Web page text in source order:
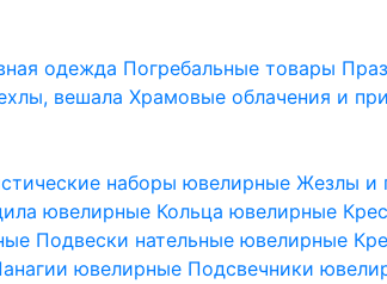
одежда Погребальные товары
вешалаХрамовые облачения и
наборы ювелирныеЖезлы и
ювелирные Кольца ювелирные
Подвески нательные ювелирные
ювелирные Подсвечники